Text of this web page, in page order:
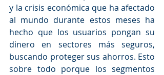
y la crisis económica que ha afectado
al mundo durante estos meses ha
hecho que los usuarios pongan su
dinero en sectores más seguros,
buscando proteger sus ahorros. Esto
sobre todo porque los segmentos